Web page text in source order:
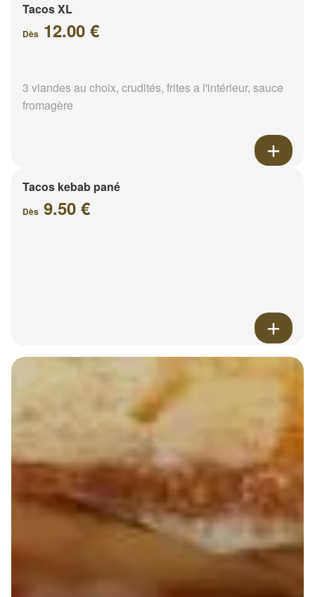
Tacos XL
Dès 12.00 €
3 viandes au choix, crudités, frites a l'intérieur, sauce
fromagère
Tacos kebab pané
Dès 9.50 €